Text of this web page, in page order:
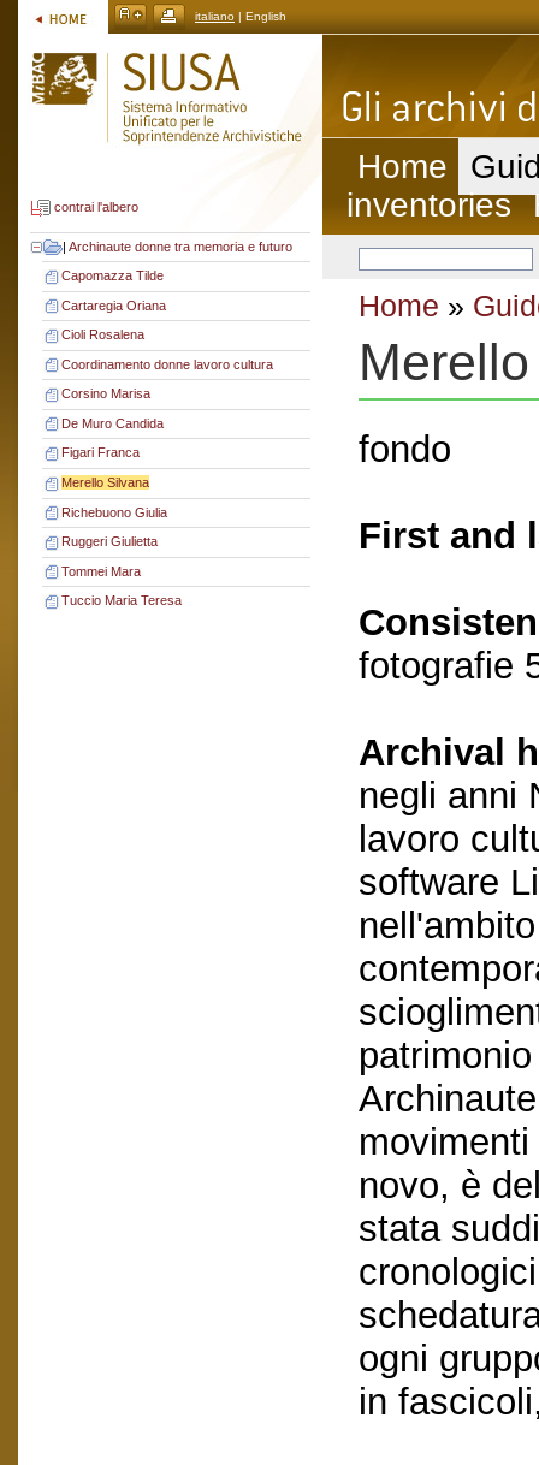
italiano | English
contrai l'albero
| Archinaute donne tra memoria e futuro
Capomazza Tilde
Cartaregia Oriana
Cioli Rosalena
Coordinamento donne lavoro cultura
Corsino Marisa
De Muro Candida
Figari Franca
Merello Silvana
Richebuono Giulia
Ruggeri Giulietta
Tommei Mara
Tuccio Maria Teresa
Home
inventories
Home »
fondo
First and
fotografie
Archival
negli anni
lavoro
software
novo, è
stata
ogni
in